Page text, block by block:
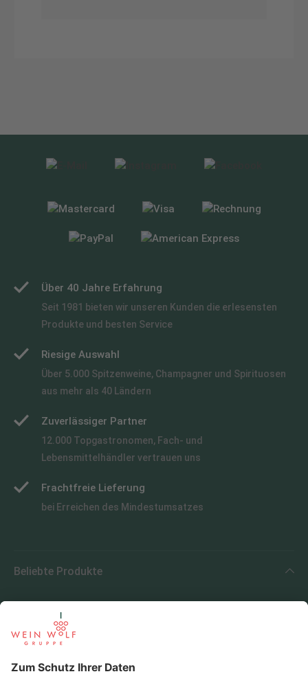
Über 40 Jahre Erfahrung
Seit 1981 bieten wir unseren Kunden die erlesensten
Produkte und besten Service
Riesige Auswahl
Über 5.000 Spitzenweine, Champagner und Spirituosen
aus mehr als 40 Ländern
Zuverlässiger Partner
12.000 Topgastronomen, Fach- und
Lebensmittelhändler vertrauen uns
Frachtfreie Lieferung
bei Erreichen des Mindestumsatzes
Beliebte Produkte
Beliebte Regionen
Beliebte Produzenten